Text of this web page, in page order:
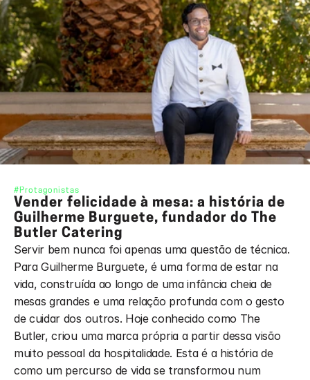
#Protagonistas
Vender felicidade à mesa: a história de
Guilherme Burguete, fundador do The
Butler Catering
Servir bem nunca foi apenas uma questão de técnica.
Para Guilherme Burguete, é uma forma de estar na
vida, construída ao longo de uma infância cheia de
mesas grandes e uma relação profunda com o gesto
de cuidar dos outros. Hoje conhecido como The
Butler, criou uma marca própria a partir dessa visão
muito pessoal da hospitalidade. Esta é a história de
como um percurso de vida se transformou num